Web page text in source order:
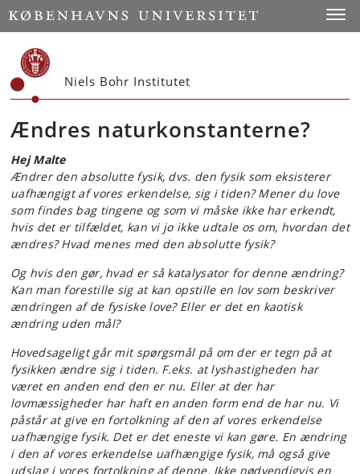
Start
Niels Bohr Institutet
Ændres naturkonstanterne?
Hej Malte
Ændrer den absolutte fysik, dvs. den fysik som eksisterer
uafhængigt af vores erkendelse, sig i tiden? Mener du love
som findes bag tingene og som vi måske ikke har erkendt,
hvis det er tilfældet, kan vi jo ikke udtale os om, hvordan det
ændres? Hvad menes med den absolutte fysik?
Og hvis den gør, hvad er så katalysator for denne ændring?
Kan man forestille sig at kan opstille en lov som beskriver
ændringen af de fysiske love? Eller er det en kaotisk
ændring uden mål?
Hovedsageligt går mit spørgsmål på om der er tegn på at
fysikken ændre sig i tiden. F.eks. at lyshastigheden har
været en anden end den er nu. Eller at der har
lovmæssigheder har haft en anden form end de har nu. Vi
påstår at give en fortolkning af den af vores erkendelse
uafhængige fysik. Det er det eneste vi kan gøre. En ændring
i den af vores erkendelse uafhængige fysik, må også give
udslag i vores fortolkning af denne. Ikke nødvendigvis en